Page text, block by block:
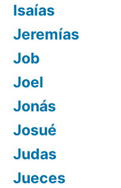
Isaías
Jeremías
Job
Joel
Jonás
Josué
Judas
Jueces